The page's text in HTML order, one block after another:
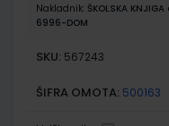
Nakladnik: ŠKOLSKA
6996-DOM
SKU: 567243
ŠIFRA OMOTA: 500163